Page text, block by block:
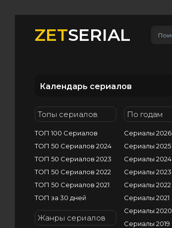
ZETSERIAL
Календарь сериалов
Топы сериалов
ТОП 100 Сериалов
ТОП 50 Сериалов 2024
ТОП 50 Сериалов 2023
ТОП 50 Сериалов 2022
ТОП 50 Сериалов 2021
ТОП за 30 дней
Жанры сериалов
По годам
Сериалы 2026
Сериалы 2025
Сериалы 2024
Сериалы 2023
Сериалы 2022
Сериалы 2021
Сериалы 2020
Сериалы 2019